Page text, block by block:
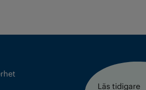
Läs tidigare